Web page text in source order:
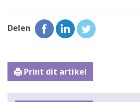
Delen
Print dit artikel